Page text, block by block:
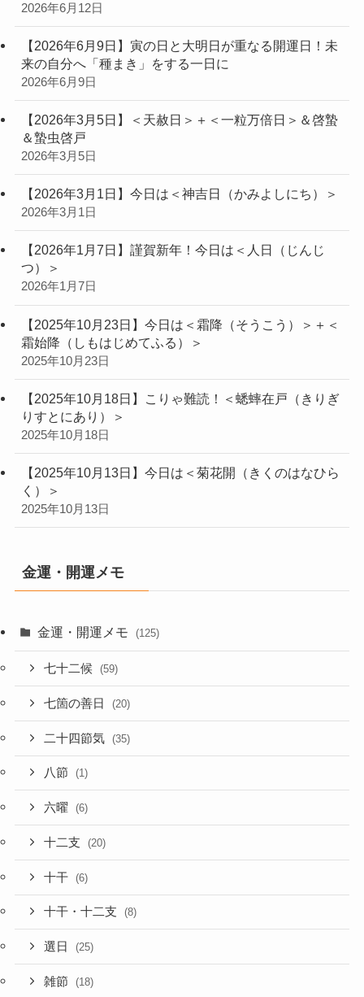
2026年6月12日
【2026年6月9日】寅の日と大明日が重なる開運日！未
来の自分へ「種まき」をする一日に
2026年6月9日
【2026年3月5日】＜天赦日＞＋＜一粒万倍日＞＆啓蟄
＆蟄虫啓戸
2026年3月5日
【2026年3月1日】今日は＜神吉日（かみよしにち）＞
2026年3月1日
【2026年1月7日】謹賀新年！今日は＜人日（じんじ
つ）＞
2026年1月7日
【2025年10月23日】今日は＜霜降（そうこう）＞＋＜
霜始降（しもはじめてふる）＞
2025年10月23日
【2025年10月18日】こりゃ難読！＜蟋蟀在戸（きりぎ
りすとにあり）＞
2025年10月18日
【2025年10月13日】今日は＜菊花開（きくのはなひら
く）＞
2025年10月13日
金運・開運メモ
金運・開運メモ (125)
七十二候 (59)
七箇の善日 (20)
二十四節気 (35)
八節 (1)
六曜 (6)
十二支 (20)
十干 (6)
十干・十二支 (8)
選日 (25)
雑節 (18)